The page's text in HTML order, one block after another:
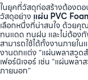
ในยุคที่วัสดุก่อสร้างต้องต
วัสดุอย่าง แผ่น PVC
เลือกหนึ่งที่น่าสนใจ ด้วยคุ
ทนแดด ทนฝน และไม่ต้อง
สามารถใช้ได้ทั้งงานภายใ
งานตกแต่ง “แผ่นพลาสวูด
เฟอร์นิเจอร์ เช่น “แผ่นพล
ภายนอก”